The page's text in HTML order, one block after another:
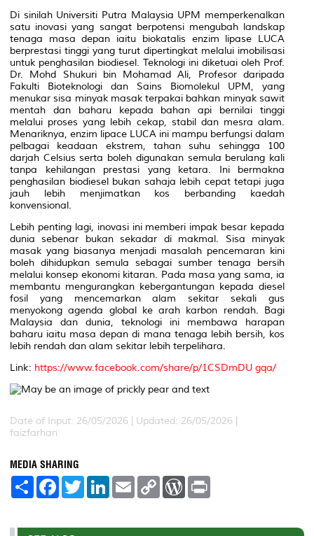
Di sinilah Universiti Putra Malaysia UPM memperkenalkan
satu inovasi yang sangat berpotensi mengubah landskap
tenaga masa depan iaitu biokatalis enzim lipase LUCA
berprestasi tinggi yang turut dipertingkat melalui imobilisasi
untuk penghasilan biodiesel. Teknologi ini diketuai oleh Prof.
Dr. Mohd Shukuri bin Mohamad Ali, Profesor daripada
Fakulti Bioteknologi dan Sains Biomolekul UPM, yang
menukar sisa minyak masak terpakai bahkan minyak sawit
mentah dan baharu kepada bahan api bernilai tinggi
melalui proses yang lebih cekap, stabil dan mesra alam.
Menariknya, enzim lipace LUCA ini mampu berfungsi dalam
pelbagai keadaan ekstrem, tahan suhu sehingga 100
darjah Celsius serta boleh digunakan semula berulang kali
tanpa kehilangan prestasi yang ketara. Ini bermakna
penghasilan biodiesel bukan sahaja lebih cepat tetapi juga
jauh lebih menjimatkan kos berbanding kaedah
konvensional.
Lebih penting lagi, inovasi ini memberi impak besar kepada
dunia sebenar bukan sekadar di makmal. Sisa minyak
masak yang biasanya menjadi masalah pencemaran kini
boleh dihidupkan semula sebagai sumber tenaga bersih
melalui konsep ekonomi kitaran. Pada masa yang sama, ia
membantu mengurangkan kebergantungan kepada diesel
fosil yang mencemarkan alam sekitar sekali gus
menyokong agenda global ke arah karbon rendah. Bagi
Malaysia dan dunia, teknologi ini membawa harapan
baharu iaitu masa depan di mana tenaga lebih bersih, kos
lebih rendah dan alam sekitar lebih terpelihara.
Link: https://www.facebook.com/share/p/1CSDmDU gqa/
Date of Input: 26/05/2026 | Updated: 26/05/2026 |
faizfarhan
MEDIA SHARING
S
e
F
a
b
T
w
t
L
e
E
m
l
C
L
W
P
t